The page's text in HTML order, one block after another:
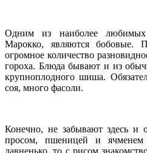
Одним из наиболее
Марокко, являются бобовые.
огромное количество
гороха. Блюда бывают и из
крупноплодного шиша.
соя, много фасоли.
Конечно, не забывают здесь и
просом, пшеницей и
давненько, то с рисом